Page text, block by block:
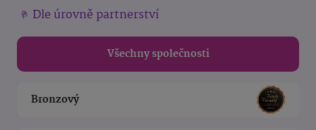
Dle úrovně partnerství
Všechny společnosti
Bronzový